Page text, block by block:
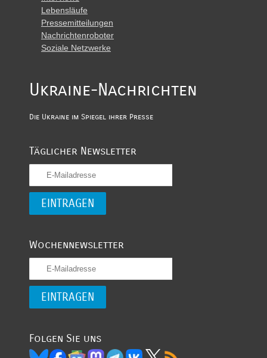
Lebensläufe
Pressemitteilungen
Nachrichtenroboter
Soziale Netzwerke
Ukraine-Nachrichten
Die Ukraine im Spiegel ihrer Presse
Täglicher Newsletter
Wochennewsletter
Folgen Sie uns